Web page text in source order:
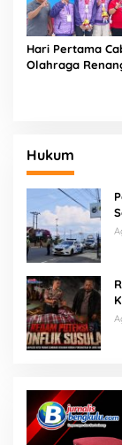
Hari Pertama
Olahraga
Hukum